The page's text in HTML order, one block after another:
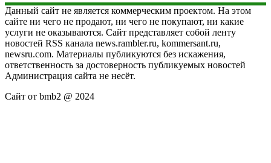
Данный сайт не является коммерческим проектом. На этом
сайте ни чего не продают, ни чего не покупают, ни какие
услуги не оказываются. Сайт представляет собой ленту
новостей RSS канала news.rambler.ru, kommersant.ru,
newsru.com. Материалы публикуются без искажения,
ответственность за достоверность публикуемых новостей
Администрация сайта не несёт.
Сайт от bmb2 @ 2024